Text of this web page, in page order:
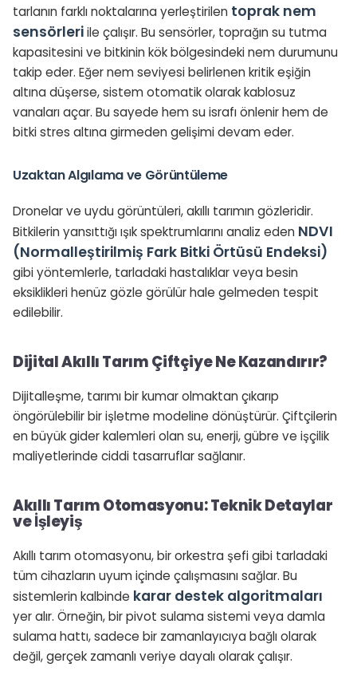
tarlanın farklı noktalarına yerleştirilen toprak nem
sensörleriile çalışır. Bu sensörler, toprağın su tutma
kapasitesini ve bitkinin kök bölgesindeki nem durumunu
takip eder. Eğer nem seviyesi belirlenen kritik eşiğin
altına düşerse, sistem otomatik olarak kablosuz
vanaları açar. Bu sayede hem su israfı önlenir hem de
bitki stres altına girmeden gelişimi devam eder.
Uzaktan Algılama ve Görüntüleme
Dronelar ve uydu görüntüleri, akıllı tarımın gözleridir.
Bitkilerin yansıttığı ışık spektrumlarını analiz eden NDVI
(Normalleştirilmiş Fark Bitki Örtüsü Endeksi)
gibi yöntemlerle, tarladaki hastalıklar veya besin
eksiklikleri henüz gözle görülür hale gelmeden tespit
edilebilir.
Dijital Akıllı Tarım Çiftçiye Ne Kazandırır?
Dijitalleşme, tarımı bir kumar olmaktan çıkarıp
öngörülebilir bir işletme modeline dönüştürür. Çiftçilerin
en büyük gider kalemleri olan su, enerji, gübre ve işçilik
maliyetlerinde ciddi tasarruflar sağlanır.
Akıllı Tarım Otomasyonu: Teknik Detaylar
ve İşleyiş
Akıllı tarım otomasyonu, bir orkestra şefi gibi tarladaki
tüm cihazların uyum içinde çalışmasını sağlar. Bu
sistemlerin kalbinde karar destek algoritmaları
yer alır. Örneğin, bir pivot sulama sistemi veya damla
sulama hattı, sadece bir zamanlayıcıya bağlı olarak
değil, gerçek zamanlı veriye dayalı olarak çalışır.